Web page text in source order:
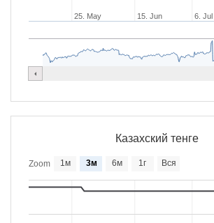
25. May 15. Jun 6. Jul
Zoom 1м 3м 6м 1г Вся
Казахский тенге